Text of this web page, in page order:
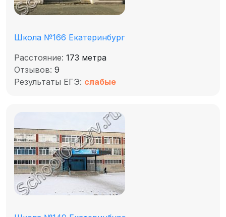
Школа №166 Екатеринбург
Расстояние: 173 метра
Отзывов: 9
Результаты ЕГЭ: слабые